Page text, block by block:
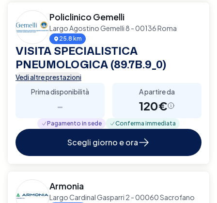
Policlinico Gemelli
Largo Agostino Gemelli 8 - 00136 Roma
25.8 km
VISITA SPECIALISTICA
PNEUMOLOGICA (89.7B.9_0)
Vedi altre prestazioni
Prima disponibilità
-
A partire da
120€
Pagamento in sede Conferma immediata
Scegli giorno e ora
Armonia
Largo Cardinal Gasparri 2 - 00060 Sacrofano